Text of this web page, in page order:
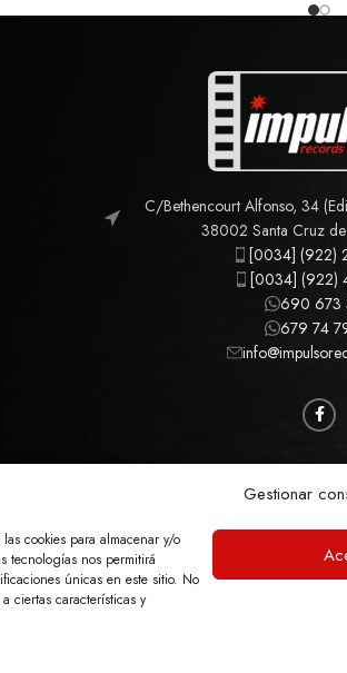
Gestionar
cookies para almacenar y/o
tecnologías nos permitirá
únicas en este sitio. No
ciertas características y
C/Bethencourt Alfonso, 34
38002 Santa Cruz de
[0034] (922)
[0034] (922)
690 673
679 74
AVISO LEGAL POLÍTICA DE PRIVACIDAD